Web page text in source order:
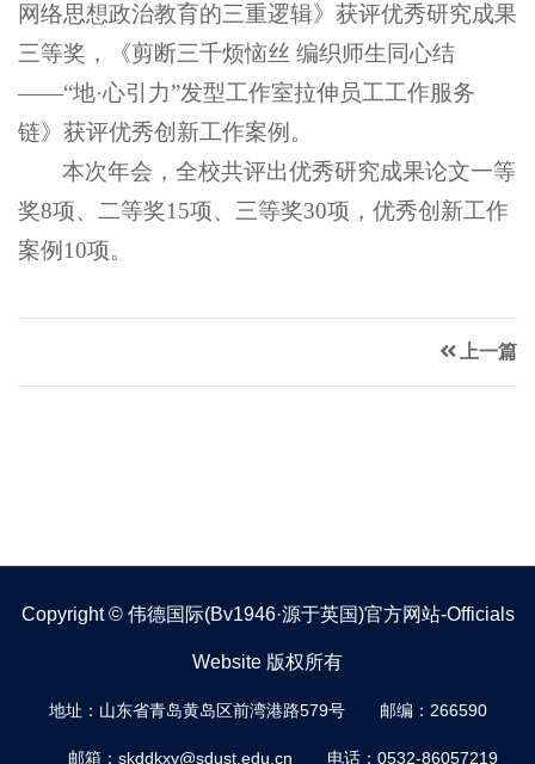
网络思想政治教育的三重逻辑》获评优秀研究成果
三等奖，《剪断三千烦恼丝 编织师生同心结
——“地·心引力”发型工作室拉伸员工工作服务
链》获评优秀创新工作案例。
本次年会，全校共评出优秀研究成果论文一等
奖8项、二等奖15项、三等奖30项，优秀创新工作
案例10项。
上一篇
Copyright © 伟德国际(bv1946·源于英国)官方网站-Officials
Website 版权所有
地址：山东省青岛黄岛区前湾港路579号 邮编：266590
邮箱：skddkxy@sdust.edu.cn 电话：0532-86057219